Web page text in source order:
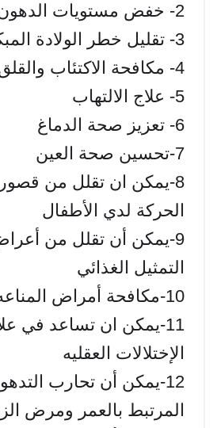
2- خفض مستويات الدهون الثلاثية
3- تقليل خطر الولادة المبكرة
4- مكافحة الاكتئاب والقلق
5- علاج الالتهاب
6- تعزيز صحة الدماغ
7-تحسين صحة العين
8-يمكن ان تقلل من قصور
الحركة لدي الأطفال
9-يمكن أن تقلل من
التمثيل الغذائي
10-مكافحة أمراض المناعه
11-يمكن ان تساعد في
الإختلالات العقليه
12-يمكن أن تحارب
المرتبط بالعمر ومرض